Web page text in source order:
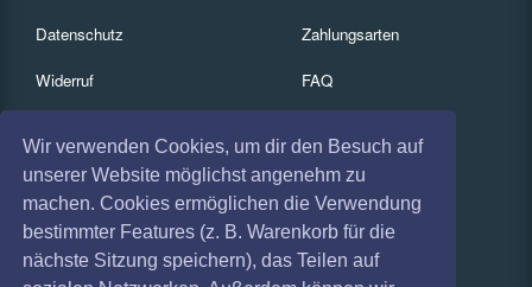
Wir verwenden Cookies, um dir den Besuch auf
unserer Website möglichst angenehm zu
machen. Cookies ermöglichen die Verwendung
bestimmter Features (z. B. Warenkorb für die
nächste Sitzung speichern), das Teilen auf
Datenschutz
Widerruf
Absagen
Zahlungsarten
FAQ
Services
Gutscheine
Geschäftskunden
Kartenrückgabe